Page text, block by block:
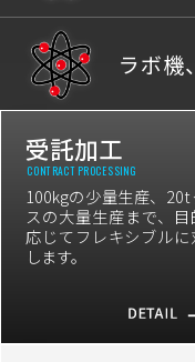
ラボ機
受託加工
CONTRACT PROCESSING
100kgの少量生産、20t
スの大量生産まで、目
応じてフレキシブルに
します。